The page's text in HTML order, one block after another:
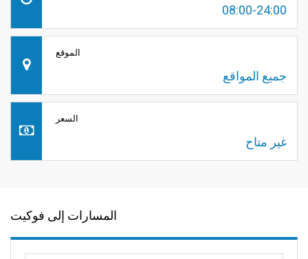
08:00-24:00
الموقع
جميع المواقع
السعر
غير متاح
المسارات إلى فوكيت